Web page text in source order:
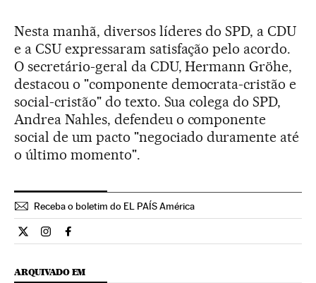
Nesta manhã, diversos líderes do SPD, a CDU
e a CSU expressaram satisfação pelo acordo.
O secretário-geral da CDU, Hermann Gröhe,
destacou o "componente democrata-cristão e
social-cristão" do texto. Sua colega do SPD,
Andrea Nahles, defendeu o componente
social de um pacto "negociado duramente até
o último momento".
Receba o boletim do EL PAÍS América
Internacional El País Brasil en Twitter
Internacional El País Brasil en Instagram
Internacional El País Brasil en Facebook
ARQUIVADO EM